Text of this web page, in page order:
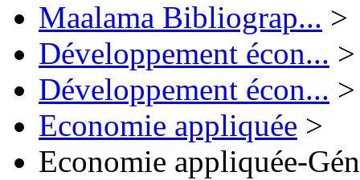
Maalama Bibliograp... >
Développement écon... >
Développement écon... >
Economie appliquée >
Economie appliquée-